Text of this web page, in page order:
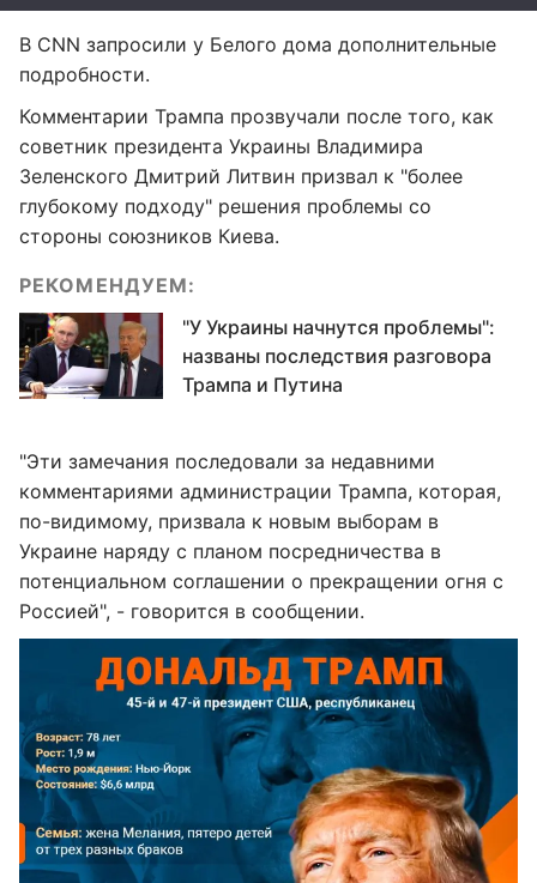
В CNN запросили у Белого дома дополнительные
подробности.
Комментарии Трампа прозвучали после того, как
советник президента Украины Владимира
Зеленского Дмитрий Литвин призвал к "более
глубокому подходу" решения проблемы со
стороны союзников Киева.
РЕКОМЕНДУЕМ:
"У Украины начнутся проблемы":
названы последствия разговора
Трампа и Путина
"Эти замечания последовали за недавними
комментариями администрации Трампа, которая,
по-видимому, призвала к новым выборам в
Украине наряду с планом посредничества в
потенциальном соглашении о прекращении огня с
Россией", - говорится в сообщении.